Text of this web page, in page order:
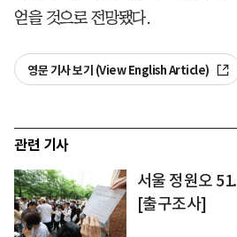
얻을 것으로 전망됐다.
영문 기사 보기 (View English Article)
관련 기사
서울 정원오
[출구조사]